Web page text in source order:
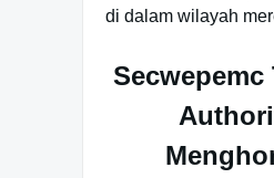
di dalam wilayah
Secwepemc